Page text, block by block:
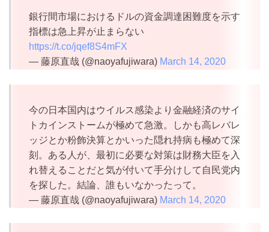
銀行間市場におけるドルの資金調達困難度を示す
指標は急上昇が止まらない
https://t.co/jqef8S4mFX
— 藤原直哉 (@naoyafujiwara) March 14, 2020
今の日本国内はウイルス感染より金融経済のサイ
トカインストームが極めて急激。しかも高レバレ
ッジとか粉飾決算とかいった隠れ持病も極めて深
刻。ある人が、最初に必要な対策は財務大臣を入
れ替えることだと気が付いて手分けして自民党内
を探した。結論、誰もいなかったって。
— 藤原直哉 (@naoyafujiwara) March 14, 2020